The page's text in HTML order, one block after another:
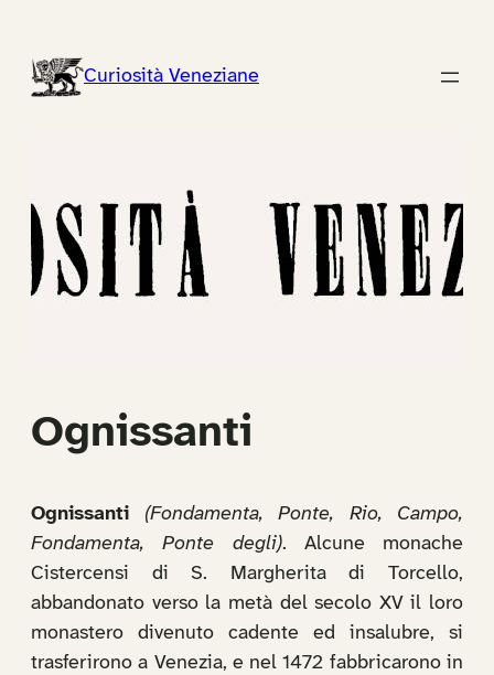
contenutoCuriosità Veneziane
Ognissanti
Ognissanti
(Fondamenta, Ponte, Rio, Campo,
Fondamenta, Ponte degli). Alcune monache
Cistercensi di S. Margherita di Torcello,
abbandonato verso la metà del secolo XV il loro
monastero divenuto cadente ed insalubre, si
trasferirono a Venezia, e nel 1472 fabbricarono in